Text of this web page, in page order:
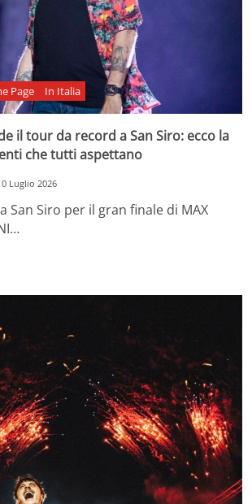
Page In Italia
il tour da record a San Siro: ecco la
che tutti aspettano
Luglio 2026
San Siro per il gran finale di MAX